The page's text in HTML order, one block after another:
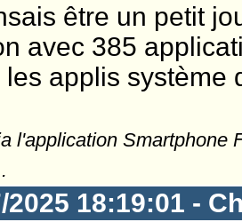
être un petit
avec 385
les applis système
l'application Smartphone
2025 18:19:01 -